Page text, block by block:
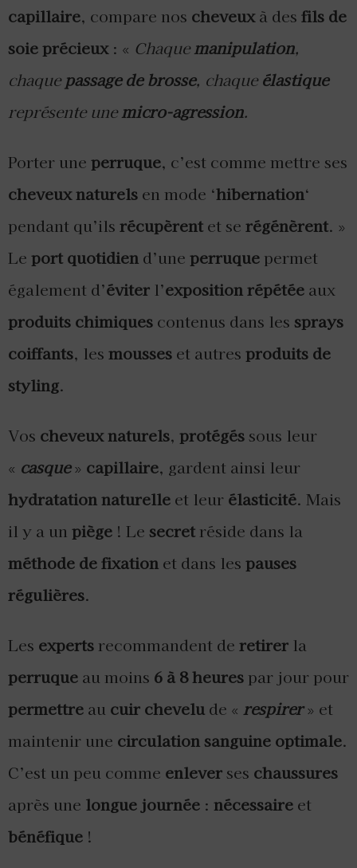
capillaire, compare nos cheveuxà des fils de
soie précieux: « Chaquemanipulation,
chaquepassage de brosse, chaqueélastique
représente unemicro-agression.
Porter une perruque, c’est comme mettre ses
cheveux naturels en mode ‘hibernation‘
pendant qu’ils récupèrent et se régénèrent. »
Le port quotidien d’une perruque permet
également d’éviter l’exposition répétée aux
produits chimiques contenus dans les sprays
coiffants, les mousses et autres produits de
styling.
Vos cheveux naturels, protégéssous leur
« casque» capillaire, gardent ainsi leur
hydratation naturelle et leur élasticité. Mais
il y a un piège ! Le secret réside dans la
méthode de fixation et dans les pauses
régulières.
Les experts recommandent de retirer la
perruque au moins 6 à 8 heures par jour pour
permettre au cuir chevelu de « respirer» et
maintenir une circulation sanguine optimale.
C’est un peu comme enleverses chaussures
après une longue journée : nécessaire et
bénéfique !